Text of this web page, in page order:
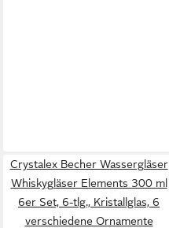
Crystalex Becher Wassergläser
Whiskygläser Elements 300 ml
6er Set, 6-tlg., Kristallglas, 6
verschiedene Ornamente